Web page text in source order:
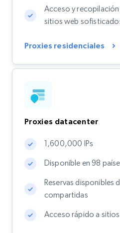
Acceso y
sitios web
Proxies residenciales
Proxies datacenter
1,600,000 IPs
Disponible en 98
Reservas disponibles
compartidas
Acceso rápido a